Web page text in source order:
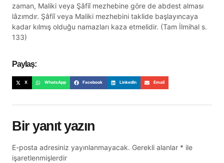
zaman, Maliki veya Şâfiî mezhebine göre de abdest alması
lâzımdır. Şâfiî veya Maliki mezhebini taklide başlayıncaya
kadar kılmış olduğu namazları kaza etmelidir. (Tam İlmihal s.
133)
Paylaş:
X WhatsApp Facebook LinkedIn Email
Bir yanıt yazın
E-posta adresiniz yayınlanmayacak. Gerekli alanlar * ile
işaretlenmişlerdir